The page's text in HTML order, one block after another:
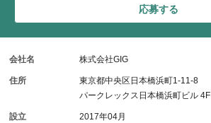
応募する
会社名 株式会社GIG
住所
東京都中央区日本橋浜町1-11-8
パークレックス日本橋浜町ビル 4F
設立 2017年04月